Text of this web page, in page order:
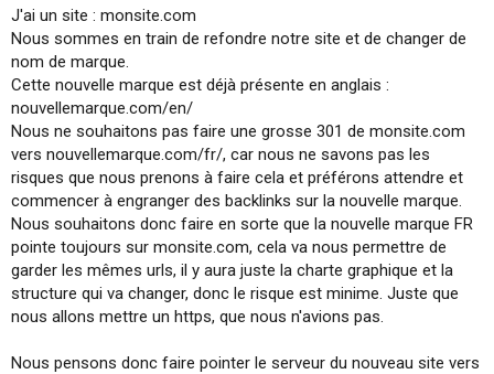
s
u
s
s
i
o
n
J'ai un site : monsite.com
Nous sommes en train de refondre notre site et de changer de
nom de marque.
Cette nouvelle marque est déjà présente en anglais :
nouvellemarque.com/en/
Nous ne souhaitons pas faire une grosse 301 de monsite.com
vers nouvellemarque.com/fr/, car nous ne savons pas les
risques que nous prenons à faire cela et préférons attendre et
commencer à engranger des backlinks sur la nouvelle marque.
Nous souhaitons donc faire en sorte que la nouvelle marque FR
pointe toujours sur monsite.com, cela va nous permettre de
garder les mêmes urls, il y aura juste la charte graphique et la
structure qui va changer, donc le risque est minime. Juste que
nous allons mettre un https, que nous n'avions pas.
Nous pensons donc faire pointer le serveur du nouveau site vers